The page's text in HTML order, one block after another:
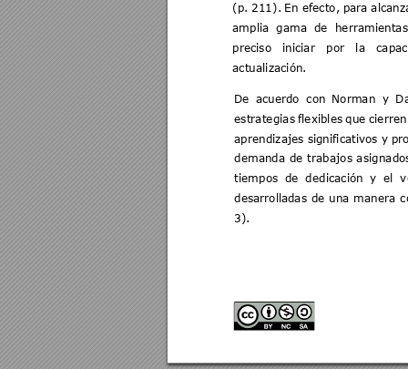
(p. 211). En efecto, para
amplia
gama de
preciso
iniciar por la
actualización.
De acuerdo con Norman y
estrategias flexibles que
aprendizajes significativos y p
demanda de trabajos a
tiempos de ded icación y el v
desarrolladas de una manera
3).